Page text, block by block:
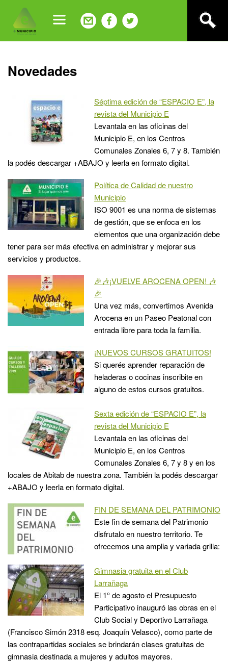
navigation
Back
to
Novedades
Séptima edición de “ESPACIO E”, la
revista del Municipio E
Levantala en las oficinas del
Municipio E, en los Centros
Comunales Zonales 6, 7 y 8. También
la podés descargar +ABAJO y leerla en formato digital.
Política de Calidad de nuestro
Municipio
ISO 9001 es una norma de sistemas
de gestión, que se enfoca en los
elementos que una organización debe
tener para ser más efectiva en administrar y mejorar sus
servicios y productos.
🎉🎶¡VUELVE AROCENA OPEN! 🎶
🎉
Una vez más, convertimos Avenida
Arocena en un Paseo Peatonal con
entrada libre para toda la familia.
¡NUEVOS CURSOS GRATUITOS!
Si querés aprender reparación de
heladeras o cocinas inscribite en
alguno de estos cursos gratuitos.
Sexta edición de “ESPACIO E”, la
revista del Municipio E
Levantala en las oficinas del
Municipio E, en los Centros
Comunales Zonales 6, 7 y 8 y en los
locales de Abitab de nuestra zona. También la podés descargar
+ABAJO y leerla en formato digital.
FIN DE SEMANA DEL PATRIMONIO
Este fin de semana del Patrimonio
disfrutalo en nuestro territorio. Te
ofrecemos una amplia y variada grilla:
Gimnasia gratuita en el Club
Larrañaga
El 1° de agosto el Presupuesto
Participativo inauguró las obras en el
Club Social y Deportivo Larrañaga
(Francisco Simón 2318 esq. Joaquín Velasco), como parte de
las contrapartidas sociales se brindarán clases gratuitas de
gimnasia destinada a mujeres y adultos mayores.